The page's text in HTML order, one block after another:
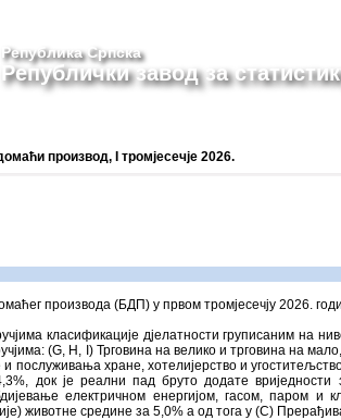
Република Српска
Републички завод за
производ, I тромјесечје 2026.
производа (БДП) у првом тромјесечју 2026.
класификације дјелатности груписаним на
(G, H, I) Трговина на велико и трговина на
послуживања хране, хотелијерство и
док је реални пад бруто додате
електричном енергијом, гасом, паром и
животне средине за 5,0% а од тога у (C)